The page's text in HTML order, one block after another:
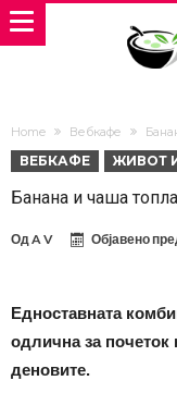
Home Вебкафе
ВЕБКАФЕ ЖИВОТ
Банана и чаша
ОдA V Објавено
Едноставната
одлична за почеток
деновите.